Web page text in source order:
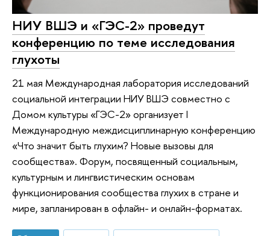
НИУ ВШЭ и «ГЭС-2» проведут
конференцию по теме исследования
глухоты
21 мая Международная лаборатория исследований
социальной интеграции НИУ ВШЭ совместно с
Домом культуры «ГЭС-2» организует I
Международную междисциплинарную конференцию
«Что значит быть глухим? Новые вызовы для
сообщества». Форум, посвященный социальным,
культурным и лингвистическим основам
функционирования сообщества глухих в стране и
мире, запланирован в офлайн- и онлайн-форматах.